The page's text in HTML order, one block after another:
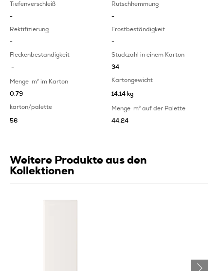
Tiefenverschleiß
-
Rutschhemmung
-
Rektifizierung
-
Frostbeständigkeit
-
Fleckenbeständigkeit
-
Stückzahl in einem Karton
34
Menge m2 im Karton
0.79
Kartongewicht
14.14 kg
karton/palette
56
Mengem2 auf der Palette
44.24
Weitere Produkte aus den
Kollektionen